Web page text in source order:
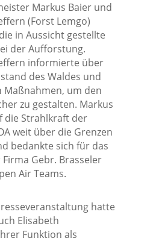
Markus Baier und
(Forst Lemgo)
in Aussicht gestellte
der Aufforstung.
informierte über
des Waldes und
Maßnahmen, um den
zu gestalten. Markus
die Strahlkraft der
weit über die Grenzen
bedankte sich für das
Gebr. Brasseler
Air Teams.
hatte
Elisabeth
Funktion als